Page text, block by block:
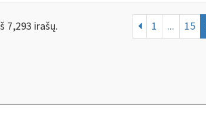
7,293 irašų. 1 ... 15